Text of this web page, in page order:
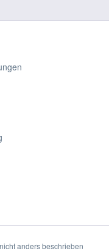
anders beschrieben